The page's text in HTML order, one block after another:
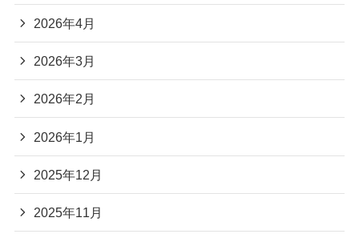
2026年4月
2026年3月
2026年2月
2026年1月
2025年12月
2025年11月